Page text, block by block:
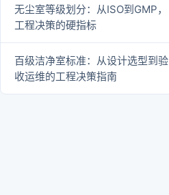
无尘室等级划分：从ISO到GMP，
工程决策的硬指标
百级洁净室标准：从设计选型到验
收运维的工程决策指南